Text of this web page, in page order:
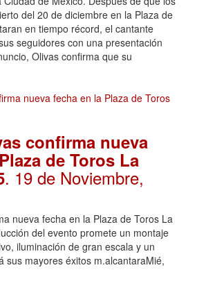
del 20 de diciembre en la Plaza de
en tiempo récord, el cantante
seguidores con una presentación
Olivas confirma que su
confirma nueva
de Toros La
. 19 de Noviembre,
nueva fecha en la Plaza de Toros La
del evento promete un montaje
iluminación de gran escala y un
sus mayores éxitos m.alcantaraMié,